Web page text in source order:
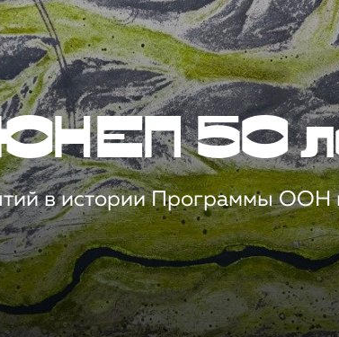
50
в истории Программы